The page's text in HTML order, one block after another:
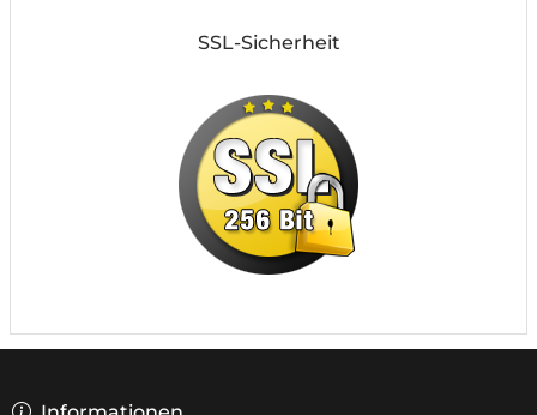
SSL-Sicherheit